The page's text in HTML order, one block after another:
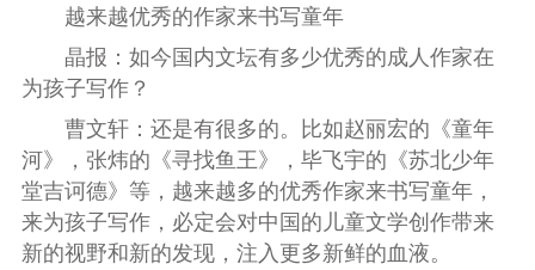
越来越优秀的作家来书写童年
晶报：如今国内文坛有多少优秀的成人作家在
为孩子写作？
曹文轩：还是有很多的。比如赵丽宏的《童年
河》，张炜的《寻找鱼王》，毕飞宇的《苏北少年
堂吉诃德》等，越来越多的优秀作家来书写童年，
来为孩子写作，必定会对中国的儿童文学创作带来
新的视野和新的发现，注入更多新鲜的血液。